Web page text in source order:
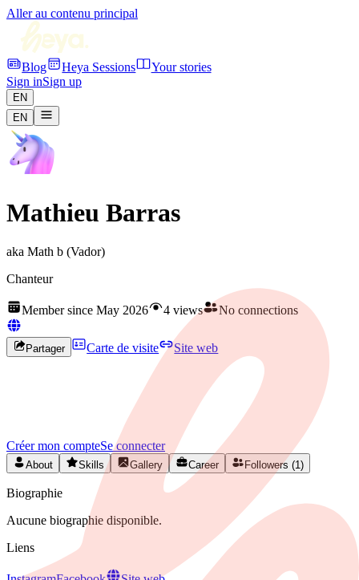
Aller au contenu principal
Blog Heya Sessions
Your stories
Sign inSign up
EN
EN
Mathieu Barras
aka Math b (Vador)
Chanteur
Member since May 2026 4 views No connections
Partager Carte de visite Site web
Rejoignez HEYA pour contacter
Créez votre profil gratuitement et développez votre réseau artistique
Créer mon compteSe connecter
About Skills Gallery Career Followers (1)
Biographie
Aucune biographie disponible.
Liens